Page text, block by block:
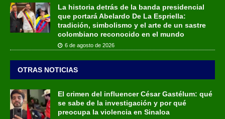
La historia detrás de la banda presidencial
que portará Abelardo De La Espriella:
tradición, simbolismo y el arte de un sastre
colombiano reconocido en el mundo
6 de agosto de 2026
OTRAS NOTICIAS
El crimen del influencer César Gastélum: qué
se sabe de la investigación y por qué
preocupa la violencia en Sinaloa